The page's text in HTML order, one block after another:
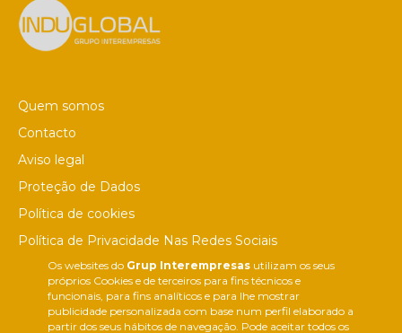
Os websites do Grup Interempresasutilizam os seus
próprios Cookies e de terceiros para fins técnicos e
funcionais, para fins analíticos e para lhe mostrar
publicidade personalizada com base num perfil elaborado a
partir dos seus hábitos de navegação. Pode aceitar todos os
Quem somos
Contacto
Aviso legal
Proteção de Dados
Política de cookies
Política de Privacidade Nas Redes Sociais
Canal de denúncias
Colaborações editoriais